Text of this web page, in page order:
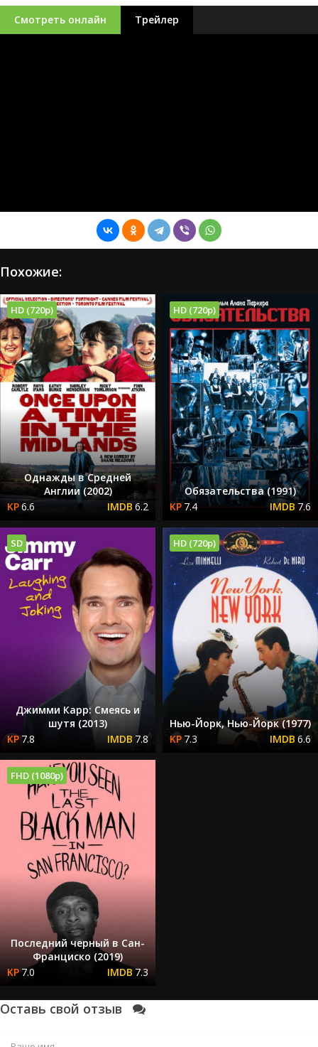
Смотреть онлайн Трейлер
Похожие:
HD (720p)
Однажды в Средней
Англии (2002)
6.6
6.2
HD (720p)
Обязательства (1991)
7.4
7.6
SD
Джимми Карр: Смеясь и
шутя (2013)
7.8
7.8
HD (720p)
Нью-Йорк, Нью-Йорк (1977)
7.3
6.6
FHD (1080p)
Последний черный в Сан-
Франциско (2019)
7.0
7.3
Оставь свой отзыв